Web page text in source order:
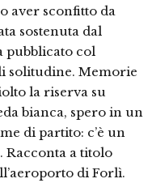
aver sconfitto da
sostenuta dal
pubblicato col
solitudine. Memorie
la riserva su
bianca, spero in un
di partito: c’è un
Racconta a titolo
di Forlì.